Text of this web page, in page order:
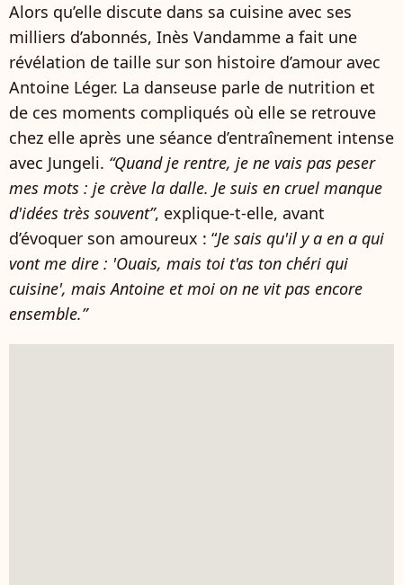
Alors qu’elle discute dans sa cuisine avec ses
milliers d’abonnés, Inès Vandamme a fait une
révélation de taille sur son histoire d’amour avec
Antoine Léger. La danseuse parle de nutrition et
de ces moments compliqués où elle se retrouve
chez elle après une séance d’entraînement intense
avec Jungeli. “Quand je rentre, je ne vais pas peser
mes mots : je crève la dalle. Je suis en cruel manque
d'idées très souvent”, explique-t-elle, avant
d’évoquer son amoureux : “Je sais qu'il y a en a qui
vont me dire : 'Ouais, mais toi t'as ton chéri qui
cuisine', mais Antoine et moi on ne vit pas encore
ensemble.”